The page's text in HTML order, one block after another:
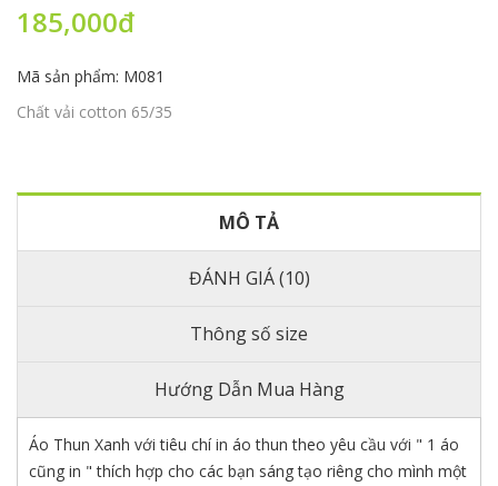
185,000đ
Mã sản phẩm: M081
Chất vải cotton 65/35
MÔ TẢ
ĐÁNH GIÁ (10)
Thông số size
Hướng Dẫn Mua Hàng
Áo Thun Xanh với tiêu chí in áo thun theo yêu cầu với " 1 áo
cũng in " thích hợp cho các bạn sáng tạo riêng cho mình một